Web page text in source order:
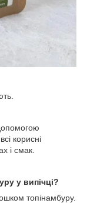
корисні
і смак.
у випічці?
топінамбуру.